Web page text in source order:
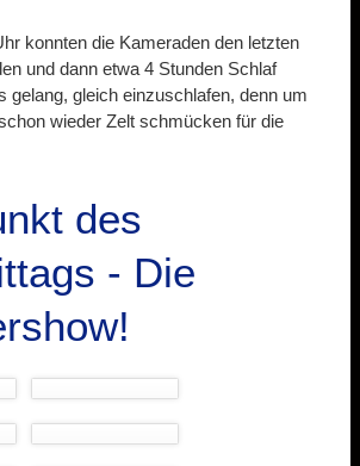
konnten die Kameraden den letzten
und dann etwa 4 Stunden Schlaf
gelang, gleich einzuschlafen, denn um
wieder Zelt schmücken für die
des
- Die